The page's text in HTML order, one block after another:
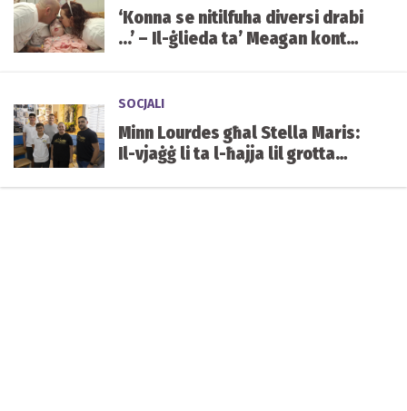
‘Konna se nitilfuha diversi drabi
...’ – Il-ġlieda ta’ Meagan kontra
SOCJALI
Minn Lourdes għal Stella Maris:
Il-vjaġġ li ta l-ħajja lil grotta